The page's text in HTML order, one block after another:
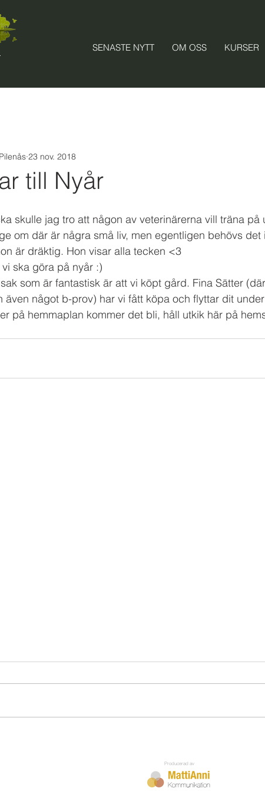
SENASTE NYTT OM OSS KURSER
till Nyår
23 nov. 2018
skulle jag tro att någon av veterinärerna vill träna på
om där är några små liv, men egentligen behövs
är dräktig. Hon visar alla tecken <3
ska göra på nyår :)
som är fantastisk är att vi köpt gård. Fina Sätter
även något b-prov) har vi fått köpa och flyttar dit
på hemmaplan kommer det bli, håll utkik här på
Producerad av